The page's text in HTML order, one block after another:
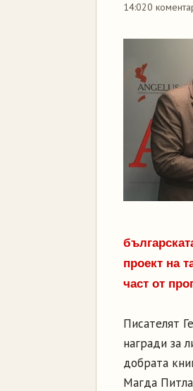
14:020
проект на
част от
Писателят
награди за
добрата
Магда